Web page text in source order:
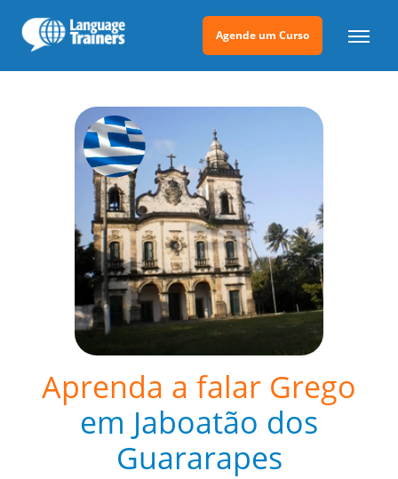
Agende um Curso
Aprenda a falar Grego
em Jaboatão dos
Guararapes